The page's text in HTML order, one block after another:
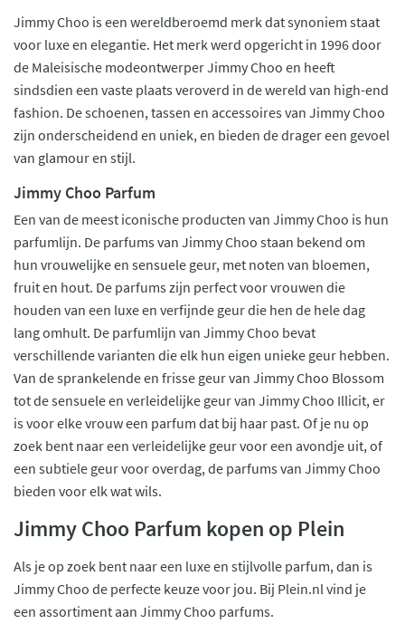
Jimmy Choo is een wereldberoemd merk dat synoniem staat
voor luxe en elegantie. Het merk werd opgericht in 1996 door
de Maleisische modeontwerper Jimmy Choo en heeft
sindsdien een vaste plaats veroverd in de wereld van high-end
fashion. De schoenen, tassen en accessoires van Jimmy Choo
zijn onderscheidend en uniek, en bieden de drager een gevoel
van glamour en stijl.
Jimmy Choo Parfum
Een van de meest iconische producten van Jimmy Choo is hun
parfumlijn. De parfums van Jimmy Choo staan bekend om
hun vrouwelijke en sensuele geur, met noten van bloemen,
fruit en hout. De parfums zijn perfect voor vrouwen die
houden van een luxe en verfijnde geur die hen de hele dag
lang omhult. De parfumlijn van Jimmy Choo bevat
verschillende varianten die elk hun eigen unieke geur hebben.
Van de sprankelende en frisse geur van Jimmy Choo Blossom
tot de sensuele en verleidelijke geur van Jimmy Choo Illicit, er
is voor elke vrouw een parfum dat bij haar past. Of je nu op
zoek bent naar een verleidelijke geur voor een avondje uit, of
een subtiele geur voor overdag, de parfums van Jimmy Choo
bieden voor elk wat wils.
Jimmy Choo Parfum kopen op Plein
Als je op zoek bent naar een luxe en stijlvolle parfum, dan is
Jimmy Choo de perfecte keuze voor jou. Bij Plein.nl vind je
een assortiment aan Jimmy Choo parfums.